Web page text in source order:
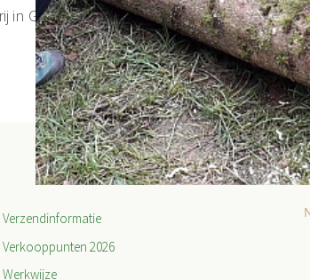
Gaanderen. De eerste opbrengst was
Verzendinformatie
Verkooppunten 2026
Werkwijze